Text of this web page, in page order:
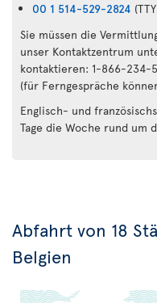
00 1 514-529-2824
Sie müssen die
unser Kontaktzentrum
kontaktieren: 1-866-234-
(für Ferngespräche
Englisch- und
Tage die Woche rund um
Abfahrt von 18
Belgien